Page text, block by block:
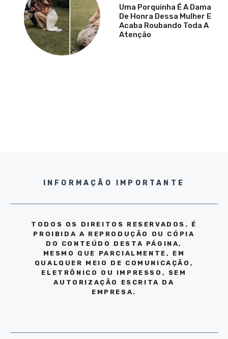
Uma Porquinha É A Dama
De Honra Dessa Mulher E
Acaba Roubando Toda A
Atenção
INFORMAÇÃO IMPORTANTE
TODOS OS DIREITOS RESERVADOS. É
PROIBIDA A REPRODUÇÃO OU CÓPIA
DO CONTEÚDO DESTA PÁGINA,
MESMO QUE PARCIALMENTE, EM
QUALQUER MEIO DE COMUNICAÇÃO,
ELETRÔNICO OU IMPRESSO, SEM
AUTORIZAÇÃO ESCRITA DA
EMPRESA.